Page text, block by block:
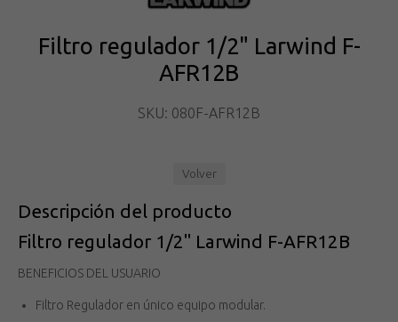
Filtro regulador 1/2" Larwind F-
AFR12B
SKU: 080F-AFR12B
Volver
Descripción del producto
Filtro regulador 1/2" Larwind F-AFR12B
BENEFICIOS DEL USUARIO
Filtro Regulador en único equipo modular.